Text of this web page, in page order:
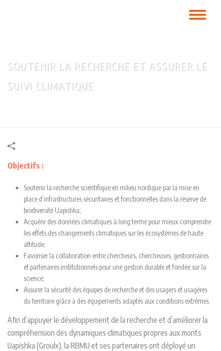
SOUTENIR LA RECHERCHE ET ASSURER LE
SUIVI CLIMATIQUE
Objectifs :
Soutenir la recherche scientifique en milieu nordique par la mise en
place d’infrastructures sécuritaires et fonctionnelles dans la réserve de
biodiversité Uapishka;
Acquérir des données climatiques à long terme pour mieux comprendre
les effets des changements climatiques sur les écosystèmes de haute
altitude;
Favoriser la collaboration entre chercheurs, chercheuses, gestionnaires
et partenaires institutionnels pour une gestion durable et fondée sur la
science;
Assurer la sécurité des équipes de recherche et des usagers et usagères
du territoire grâce à des équipements adaptés aux conditions extrêmes.
Afin d’appuyer le développement de la recherche et d’améliorer la
compréhension des dynamiques climatiques propres aux monts
Uapishka (Groulx), la RBMU et ses partenaires ont déployé un